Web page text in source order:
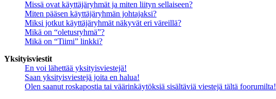
Missä ovat käyttäjäryhmät ja miten liityn sellaiseen?
Miten pääsen käyttäjäryhmän johtajaksi?
Miksi jotkut käyttäjäryhmät näkyvät eri väreillä?
Mikä on “oletusryhmä”?
Mikä on “Tiimi” linkki?
Yksityisviestit
En voi lähettää yksityisviestejä!
Saan yksityisviestejä joita en halua!
Olen saanut roskapostia tai väärinkäytöksiä sisältäviä viestejä tältä foorumilta!